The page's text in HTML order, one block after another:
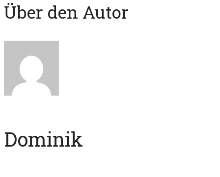
Über den Autor
Dominik